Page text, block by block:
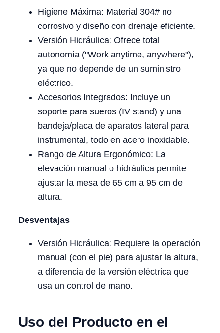
Higiene Máxima: Material 304# no
corrosivo y diseño con drenaje eficiente.
Versión Hidráulica: Ofrece total
autonomía ("Work anytime, anywhere"),
ya que no depende de un suministro
eléctrico.
Accesorios Integrados: Incluye un
soporte para sueros (IV stand) y una
bandeja/placa de aparatos lateral para
instrumental, todo en acero inoxidable.
Rango de Altura Ergonómico: La
elevación manual o hidráulica permite
ajustar la mesa de 65 cm a 95 cm de
altura.
Desventajas
Versión Hidráulica: Requiere la operación
manual (con el pie) para ajustar la altura,
a diferencia de la versión eléctrica que
usa un control de mano.
Uso del Producto en el